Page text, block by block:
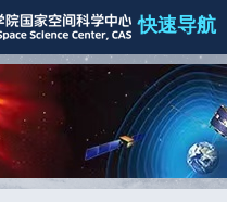
快速导航